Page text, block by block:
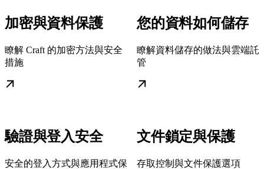
加密與資料保護
瞭解 Craft 的加密方法與安全
措施
您的資料如何儲存
瞭解資料儲存的做法與雲端託
管
驗證與登入安全
安全的登入方式與應用程式保
文件鎖定與保護
存取控制與文件保護選項